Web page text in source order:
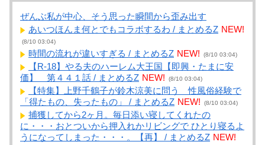
ぜんぶ私が中心、そう思った瞬間から歪み出す
あいつほんま何とでもコラボするわ / まとめるZ NEW!
(8/10 03:04)
時間の流れが違いすぎる / まとめるZ NEW! (8/10 03:04)
【R-18】やる夫のハーレム大王国【即興・たまに安
価】 第４４１話 / まとめるZ NEW! (8/10 03:04)
【特集】上野千鶴子が鈴木涼美に問う 性風俗経験で
「得たもの、失ったもの」 / まとめるZ NEW! (8/10 03:04)
捕獲してから2ヶ月。毎日添い寝してくれたの
に・・・おとついから押入れかリビングで ひとり寝るよ
うになってしまった・・・。【再】 / まとめるZ NEW!